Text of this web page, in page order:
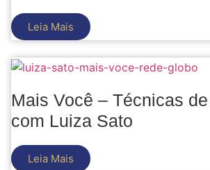
Leia Mais
Mais Você – Técnicas
com Luiza Sato
Leia Mais